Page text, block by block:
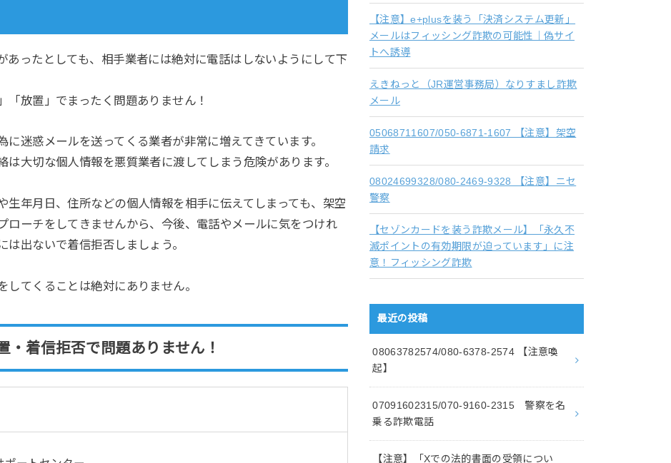
あったとしても、相手業者には絶対に電話はしないようにして下
放置」でまったく問題ありません！
迷惑メールを送ってくる業者が非常に増えてきています。
大切な個人情報を悪質業者に渡してしまう危険があります。
生年月日、住所などの個人情報を相手に伝えてしまっても、架空
ローチをしてきませんから、今後、電話やメールに気をつけれ
出ないで着信拒否しましょう。
てくることは絶対にありません。
着信拒否で問題ありません！
【注意】e+plusを装う「決済システム更新」
メールはフィッシング詐欺の可能性｜偽サイ
トへ誘導
えきねっと（JR運営事務局）なりすまし詐欺
メール
05068711607/050-6871-1607 【注意】架空
請求
08024699328/080-2469-9328 【注意】ニセ
警察
【セゾンカードを装う詐欺メール】「永久不
滅ポイントの有効期限が迫っています」に注
意！フィッシング詐欺
最近の投稿
08063782574/080-6378-2574 【注意喚
起】
07091602315/070-9160-2315 警察を名
乗る詐欺電話
【注意】「Xでの法的書面の受領につい